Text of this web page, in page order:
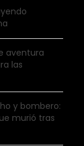
aventura
las
y bombero:
murió tras